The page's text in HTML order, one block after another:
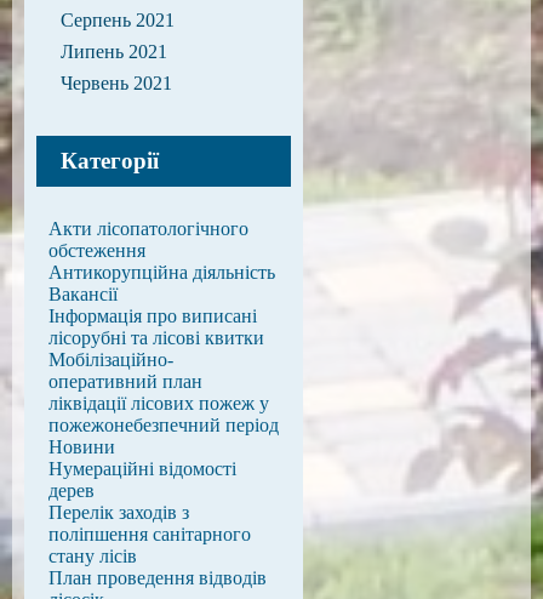
Серпень 2021
Липень 2021
Червень 2021
Категорії
Акти лісопатологічного
обстеження
Антикорупційна діяльність
Вакансії
Інформація про виписані
лісорубні та лісові квитки
Мобілізаційно-
оперативний план
ліквідації лісових пожеж у
пожежонебезпечний період
Новини
Нумераційні відомості
дерев
Перелік заходів з
поліпшення санітарного
стану лісів
План проведення відводів